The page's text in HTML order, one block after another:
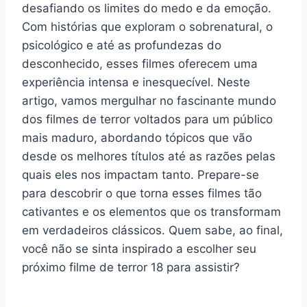
desafiando os limites do medo e da emoção.
Com histórias que exploram o sobrenatural, o
psicológico e até as profundezas do
desconhecido, esses filmes oferecem uma
experiência intensa e inesquecível. Neste
artigo, vamos mergulhar no fascinante mundo
dos filmes de terror voltados para um público
mais maduro, abordando tópicos que vão
desde os melhores títulos até as razões pelas
quais eles nos impactam tanto. Prepare-se
para descobrir o que torna esses filmes tão
cativantes e os elementos que os transformam
em verdadeiros clássicos. Quem sabe, ao final,
você não se sinta inspirado a escolher seu
próximo filme de terror 18 para assistir?